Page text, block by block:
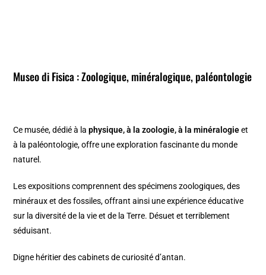
Museo di Fisica : Zoologique, minéralogique, paléontologie
Ce musée, dédié à laphysique, à la zoologie, à la minéralogieet
à la paléontologie, offre une exploration fascinante du monde
naturel.
Les expositions comprennent des spécimens zoologiques, des
minéraux et des fossiles, offrant ainsi une expérience éducative
sur la diversité de la vie et de la Terre. Désuet et terriblement
séduisant.
Digne héritier des cabinets de curiosité d’antan.